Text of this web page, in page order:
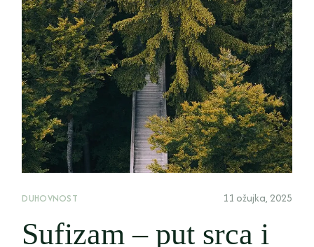
DUHOVNOST 11 ožujka, 2025
Sufizam – put srca i